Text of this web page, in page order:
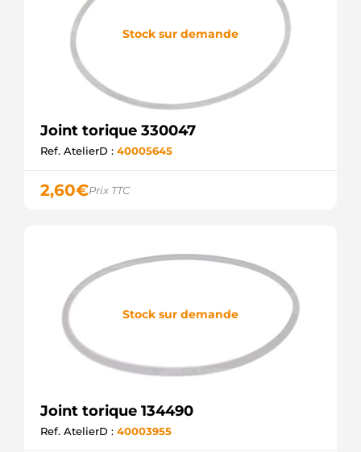
Stock sur demande
Joint torique 330047
Ref. AtelierD : 40005645
2,60€Prix TTC
Stock sur demande
Joint torique 134490
Ref. AtelierD : 40003955